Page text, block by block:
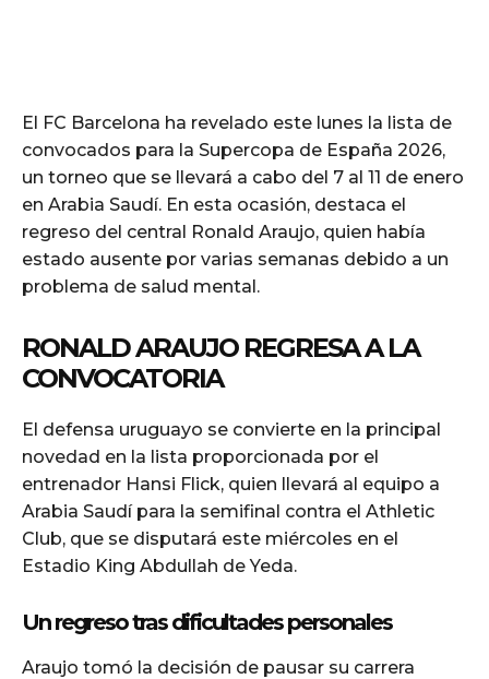
El FC Barcelona ha revelado este lunes la lista de
convocados para la Supercopa de España 2026,
un torneo que se llevará a cabo del 7 al 11 de enero
en Arabia Saudí. En esta ocasión, destaca el
regreso del central Ronald Araujo, quien había
estado ausente por varias semanas debido a un
problema de salud mental.
RONALD ARAUJO REGRESA A LA
CONVOCATORIA
El defensa uruguayo se convierte en la principal
novedad en la lista proporcionada por el
entrenador Hansi Flick, quien llevará al equipo a
Arabia Saudí para la semifinal contra el Athletic
Club, que se disputará este miércoles en el
Estadio King Abdullah de Yeda.
Un regreso tras dificultades personales
Araujo tomó la decisión de pausar su carrera